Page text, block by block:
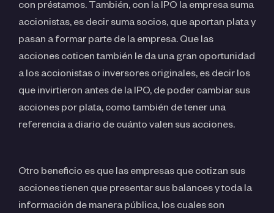
con préstamos. También, con la IPO la empresa suma
accionistas, es decir suma socios, que aportan plata y
pasan a formar parte de la empresa. Que las
acciones coticen también le da una gran oportunidad
a los accionistas o inversores originales, es decir los
que invirtieron antes de la IPO, de poder cambiar sus
acciones por plata, como también de tener una
referencia a diario de cuánto valen sus acciones.
Otro beneficio es que las empresas que cotizan sus
acciones tienen que presentar sus balances y toda la
información de manera pública, los cuales son